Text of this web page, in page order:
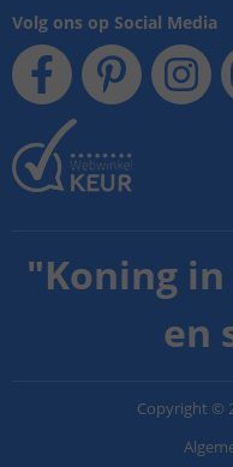
Volg ons op Social Media
"Koning
en
Copyright ©